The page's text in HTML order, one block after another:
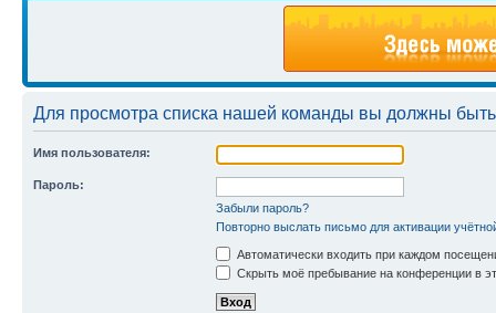
Для просмотра списка нашей команды вы должны
Имя пользователя:
Пароль:
Забыли пароль?
Повторно выслать письмо для активации
Автоматически входить при каждом
Скрыть моё пребывание на конференции в